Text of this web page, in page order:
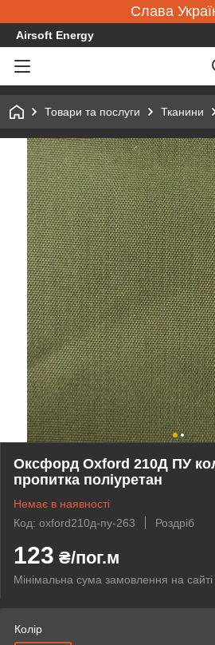
Слава
Airsoft Energy
Товари та послуги Тканини
Оксфорд Oxford 210Д ПУ
пропитка поліуретан
Немає в наявності
Код: oxford210д-пу-263
Роздріб
123 ₴/пог.м
Мінімальна сума замовлення на
Колір